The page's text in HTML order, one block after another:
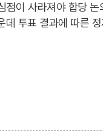
이 사라져야 합당
투표 결과에 따른